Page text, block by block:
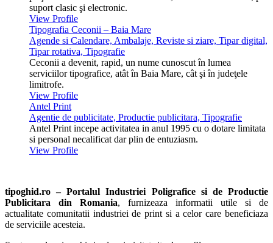
suport clasic şi electronic.
View Profile
Tipografia Ceconii – Baia Mare
Agende si Calendare, Ambalaje, Reviste si ziare, Tipar digital,
Tipar rotativa, Tipografie
Ceconii a devenit, rapid, un nume cunoscut în lumea
serviciilor tipografice, atât în Baia Mare, cât şi în judeţele
limitrofe.
View Profile
Antel Print
Agentie de publicitate, Productie publicitara, Tipografie
Antel Print incepe activitatea in anul 1995 cu o dotare limitata
si personal necalificat dar plin de entuziasm.
View Profile
tipoghid.ro – Portalul Industriei Poligrafice si de Productie
Publicitara din Romania, furnizeaza informatii utile si de
actualitate comunitatii industriei de print si a celor care beneficiaza
de serviciile acesteia.